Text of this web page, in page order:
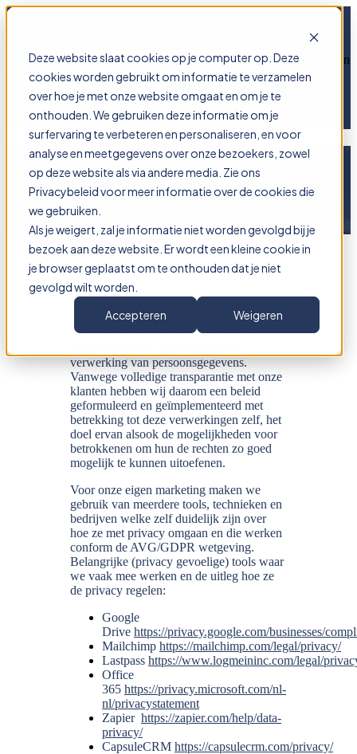
Deze website slaat cookies op je computer op. Deze
cookies worden gebruikt om informatie te verzamelen
over hoe je met onze website omgaat en om je te
onthouden. We gebruiken deze informatie om je
surfervaring te verbeteren en personaliseren, en voor
analyse en meetgegevens over onze bezoekers, zowel
op deze website als via andere media. Zie ons
Privacybeleid voor meer informatie over de cookies die
we gebruiken.
Als je weigert, zal je informatie niet worden gevolgd bij je
bezoek aan deze website. Er wordt een kleine cookie in
je browser geplaatst om te onthouden dat je niet
gevolgd wilt worden.
Accepteren
Weigeren
Open main navigation
Privacybeleid
Ar
marium B.V. respecteert de privacy van
de bezoekers van haar website, in het
bijzonder de rechten van bezoekers met
verwerking van persoonsgegevens.
Vanwege volledige transparantie met onze
klanten hebben wij daarom een beleid
geformuleerd en geïmplementeerd met
betrekking tot deze verwerkingen zelf, het
doel ervan alsook de mogelijkheden voor
betrokkenen om hun de rechten zo goed
mogelijk te kunnen uitoefenen.
Voor onze eigen marketing maken we
gebruik van meerdere tools, technieken en
bedrijven welke zelf duidelijk zijn over
hoe ze met privacy omgaan en die werken
conform de AVG/GDPR wetgeving.
Belangrijke (privacy gevoelige) tools waar
we vaak mee werken en de uitleg hoe ze
de privacy regelen:
Google
Drive https://privacy.google.com/businesses/
Mailchimp https://mailchimp.com/legal/privacy/
Lastpass https://www.logmeininc.com/legal/
Office
365 https://privacy.microsoft.com/nl-
nl/privacystatement
Zapier https://zapier.com/help/data-
privacy/
CapsuleCRM https://capsulecrm.com/privacy/